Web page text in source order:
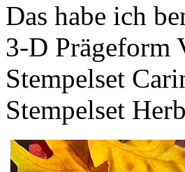
Das habe ich
3-D Prägeform
Stempelset
Stempelset